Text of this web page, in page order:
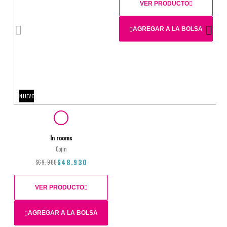
NUEVO
In rooms
Cojin
$69.900$48.930
AGREGAR A LA BOLSA
VER PRODUCTO
AGREGAR A LA BOLSA
VER PRODUCTO